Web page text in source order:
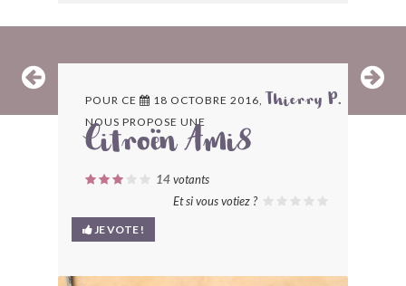
ARCHIVES
LES CONTRIBUTEURS
LE BLOG
BONJOURLAVIEILLE ?
POUR CE 18 OCTOBRE 2016, Thierry P.
NOUS PROPOSE UNE
Citroën Ami8
14votants
Et si vous votiez ?
JE VOTE !